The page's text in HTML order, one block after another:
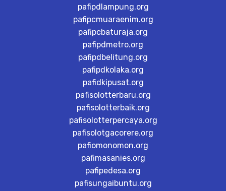
pafipdlampung.org
pafipcmuaraenim.org
pafipcbaturaja.org
pafipdmetro.org
pafipdbelitung.org
pafipdkolaka.org
pafidkipusat.org
pafisolotterbaru.org
pafisolotterbaik.org
pafisolotterpercaya.org
pafisolotgacorere.org
pafiomonomon.org
pafimasanies.org
pafipedesa.org
pafisungaibuntu.org